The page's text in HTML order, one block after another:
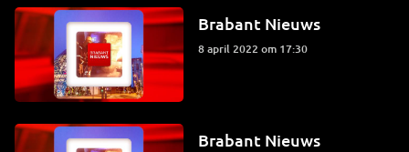
Brabant Nieuws
8 april 2022 om 17:30
Brabant Nieuws